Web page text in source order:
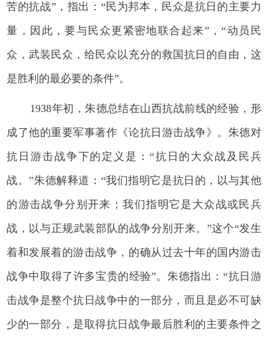
苦的抗战”，指出：“民为邦本，民众是抗日的主要力
量，因此，要与民众更紧密地联合起来”，“动员民
众，武装民众，给民众以充分的救国抗日的自由，这
是胜利的最必要的条件”。
1938年初，朱德总结在山西抗战前线的经验，形
成了他的重要军事著作《论抗日游击战争》。朱德对
抗日游击战争下的定义是：“抗日的大众战及民兵
战。”朱德解释道：“我们指明它是抗日的，以与其他
的游击战争分别开来；我们指明它是大众战或民兵
战，以与正规武装部队的战争分别开来。”这个“发生
着和发展着的游击战争，的确从过去十年的国内游击
战争中取得了许多宝贵的经验”。朱德指出：“抗日游
击战争是整个抗日战争中的一部分，而且是必不可缺
少的一部分，是取得抗日战争最后胜利的主要条件之